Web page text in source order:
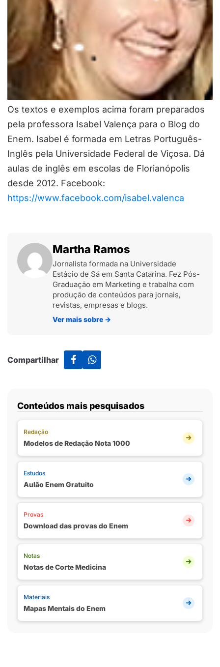
Os textos e exemplos acima foram preparados
pela professora Isabel Valença para o Blog do
Enem. Isabel é formada em Letras Português-
Inglês pela Universidade Federal de Viçosa. Dá
aulas de inglês em escolas de Florianópolis
desde 2012. Facebook:
https://www.facebook.com/isabel.valenca
Martha Ramos
Jornalista formada na Universidade
Estácio de Sá em Santa Catarina. Fez Pós-
Graduação em Marketing e trabalha com
produção de conteúdos para jornais,
revistas, empresas e blogs.
Ver mais sobre →
Compartilhar
Conteúdos mais pesquisados
Redação
Modelos de Redação Nota 1000
Estudos
Aulão Enem Gratuito
Provas
Download das provas do Enem
Notas
Notas de Corte Medicina
Materiais
Mapas Mentais do Enem